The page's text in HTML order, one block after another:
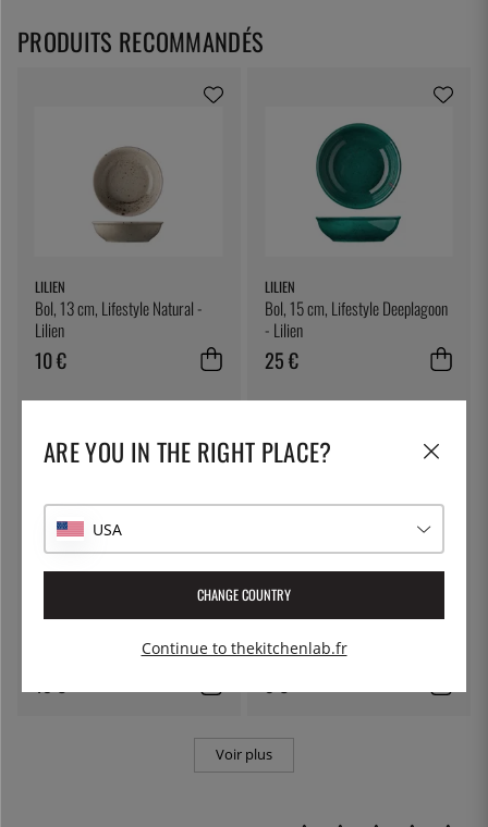
LILIEN
Bol, 13 cm, Lifestyle Natural -
Lilien
10 €
LILIEN
Bol, 15 cm, Lifestyle Deeplagoon
- Lilien
25 €
Natural - Lilien
Voir plus
PRODUITS RECOMMANDÉS
ARE YOU IN THE RIGHT PLACE?
USA
CHANGE COUNTRY
Continue to thekitchenlab.fr